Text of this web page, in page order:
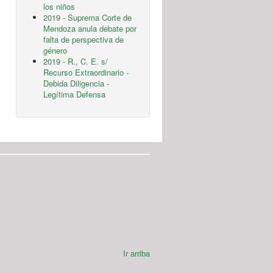
los niños
2019 - Suprema Corte de
Mendoza anula debate por
falta de perspectiva de
género
2019 - R., C. E. s/
Recurso Extraordinario -
Debida Diligencia -
Legítima Defensa
Ir arriba